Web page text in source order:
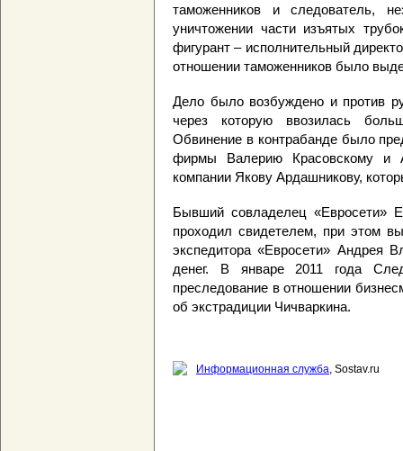
таможенников и следователь,
уничтожении части изъятых
фигурант – исполнительный
отношении таможенников было
Дело было возбуждено и против
через которую ввозилась
Обвинение в контрабанде было
фирмы Валерию Красовскому и
компании Якову Ардашникову,
Бывший совладелец «Евросети»
проходил свидетелем, при этом
экспедитора «Евросети» Андрея
денег. В январе 2011 года
преследование в отношении
об экстрадиции Чичваркина.
Информационная служба, Sostav.ru